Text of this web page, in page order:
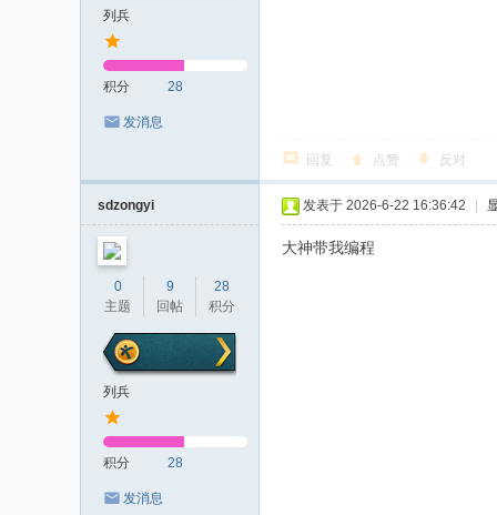
列兵
积分 28
发消息
回复 点赞 反对
sdzongyi
0
主题
9
回帖
28
积分
列兵
积分 28
发消息
发表于 2026-6-22 16:36:42
大神带我编程